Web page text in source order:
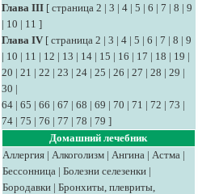
Глава III [ страница 2 | 3 | 4 | 5 | 6 | 7 | 8 | 9
| 10 | 11 ]
Глава IV [ страница 2 | 3 | 4 | 5 | 6 | 7 | 8 | 9
| 10 | 11 | 12 | 13 | 14 | 15 | 16 | 17 | 18 | 19 |
20 | 21 | 22 | 23 | 24 | 25 | 26 | 27 | 28 | 29 |
30 |
64 | 65 | 66 | 67 | 68 | 69 | 70 | 71 | 72 | 73 |
74 | 75 | 76 | 77 | 78 | 79 ]
Домашний лечебник
Аллергия | Алкоголизм | Ангина | Астма |
Бессонница | Болезни селезенки |
Бородавки | Бронхиты, плевриты,